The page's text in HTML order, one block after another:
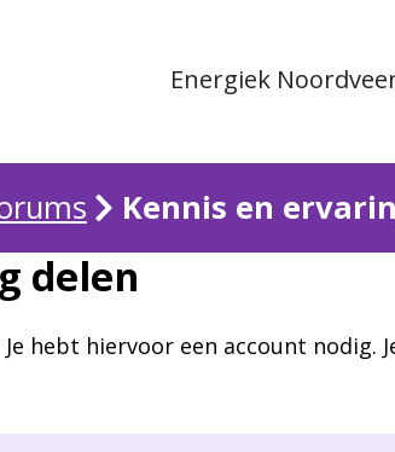
Energiek
Kennis en
delen
hebt hiervoor een account nodig.